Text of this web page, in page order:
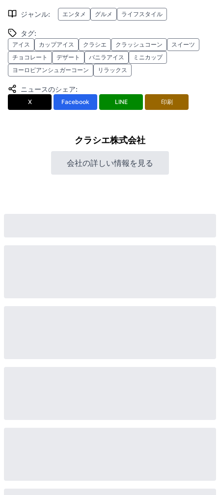
ジャンル: エンタメ グルメ ライフスタイル
タグ:
アイス カップアイス クラシエ クラッシュコーン
スイーツ
チョコレート
デザート バニラアイス
ミニカップ
ヨーロピアンシュガーコーン
リラックス
ニュースのシェア:
X Facebook LINE 印刷
クラシエ株式会社
会社の詳しい情報を見る